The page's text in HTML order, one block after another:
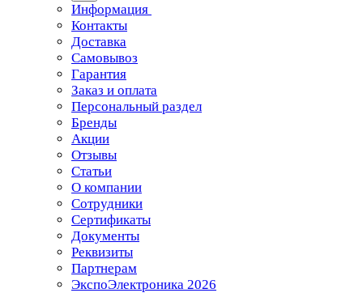
Информация
Контакты
Доставка
Самовывоз
Гарантия
Заказ и оплата
Персональный раздел
Бренды
Акции
Отзывы
Статьи
О компании
Сотрудники
Сертификаты
Документы
Реквизиты
Партнерам
ЭкспоЭлектроника 2026